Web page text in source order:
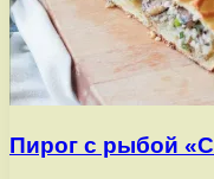
Пирог с рыбой